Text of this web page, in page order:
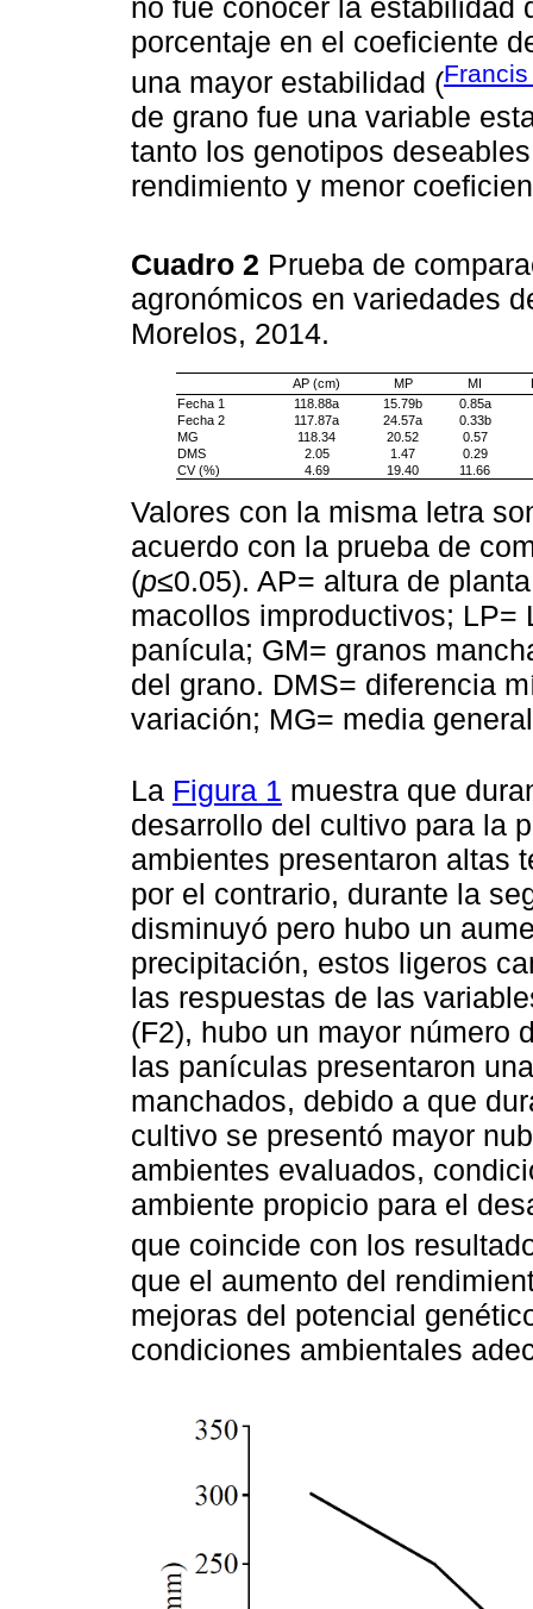
no fue conocer la estabilidad
porcentaje en el coeficiente
una mayor estabilidad (
de grano fue una variable
tanto los genotipos
rendimiento y menor
Cuadro 2 Prueba de
agronómicos en variedades
Morelos, 2014.
AP (cm) MP MI
Fecha 1
118.88a 15.79b
0.85a
Fecha 2
117.87a 24.57a
0.33b
MG
118.34 20.52
0.57
DMS
2.05 1.47
0.29
CV (%)
4.69 19.40 11.66
Valores con la misma letra
acuerdo con la prueba de
(p≤0.05). AP= altura de
macollos improductivos; LP=
panícula; GM= granos
del grano. DMS= diferencia
variación; MG= media
La Figura 1 muestra que
desarrollo del cultivo para la
ambientes presentaron altas
por el contrario, durante la
disminuyó pero hubo un
precipitación, estos ligeros
las respuestas de las
(F2), hubo un mayor número
las panículas presentaron
manchados, debido a que
cultivo se presentó mayor
ambientes evaluados,
ambiente propicio para el
que coincide con los
que el aumento del
mejoras del potencial
condiciones ambientales